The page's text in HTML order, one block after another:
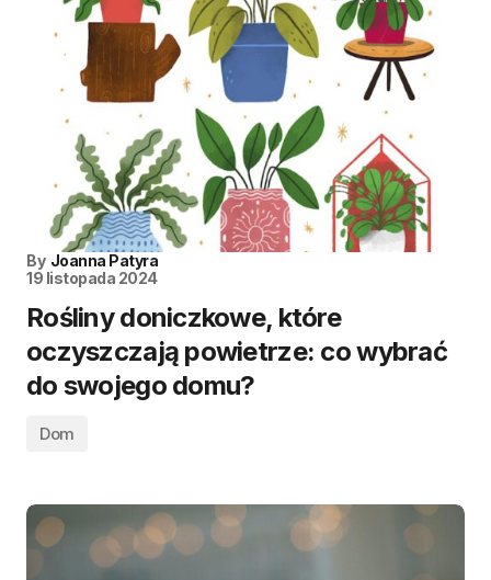
By Joanna Patyra
19 listopada 2024
Rośliny doniczkowe, które
oczyszczają powietrze: co wybrać
do swojego domu?
Dom